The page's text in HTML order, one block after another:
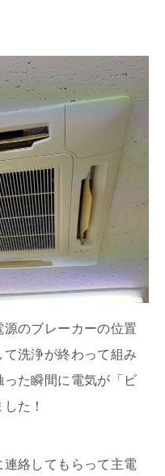
のブレーカーの位置
洗浄が終わって組み
た瞬間に電気が「ビ
た！
絡してもらって主電